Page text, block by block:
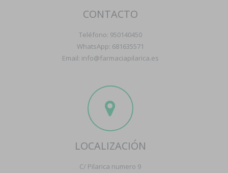
CONTACTO
Teléfono: 950140450
WhatsApp: 681635571
Email: info@farmaciapilarica.es
LOCALIZACIÓN
C/ Pilarica numero 9